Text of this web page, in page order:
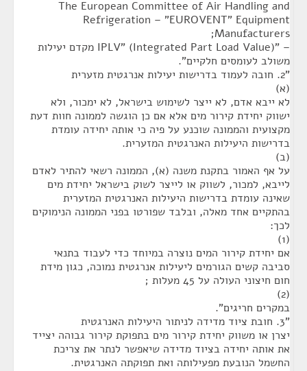
The European Committee of Air Handling and
Refrigeration – "EUROVENT" Equipment
Manufacturers;
– "IPLV" (Integrated Part Load Value) מקדם יעילות
משולב לעומסים חלקיים".
"2. חובה לעמוד בדרישות יעילות אנרגטית מזערית
(א)
לא ייבא אדם, לא ייצר לשימוש בישראל, לא ימכור, ולא
ישווק יחידת קירור מים אלא אם כן הוגשה לממונה חוות דעת
מקצועית והממונה שוכנע על פיה כי אותה יחידה עומדת
בדרישות היעילות האנרגטית המזערית.
(ב)
על אף האמור בתקנת משנה (א), הממונה רשאי להתיר לאדם
לייבא, למכור, לשווק או לייצר לשוק בישראל יחידת מים
שאינה עומדת בדרישות היעילות האנרגטית המזערית
בהתקיים אחד מאלה, ובלבד שפורטו בפני הממונה הנימוקים
לכך:
(1)
אם יחידת קירור המים נוצרה במיוחד כדי לעבוד בתנאי
סביבה קשים הגורמים ליעילות אנרגטית נמוכה, כגון מידת
חום חיצוני העולה על 45 מעלות ;
(2)
במקרים חריגים".
"3. חובת ציוד מדידה לניתור היעילות האנרגטית
יצרן או משווק יחידת קירור מים בתפוקת קירור גבוהה יצייד
את אותה יחידה בציוד מדידה שיאפשר לנתר את צריכת
החשמל הנובעת מפעילותה ואת תפוקתה האנרגטית.